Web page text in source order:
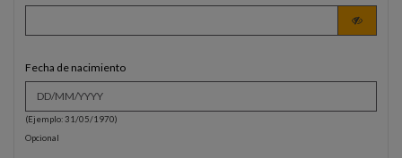
Fecha de nacimiento
(Ejemplo: 31/05/1970)
Opcional